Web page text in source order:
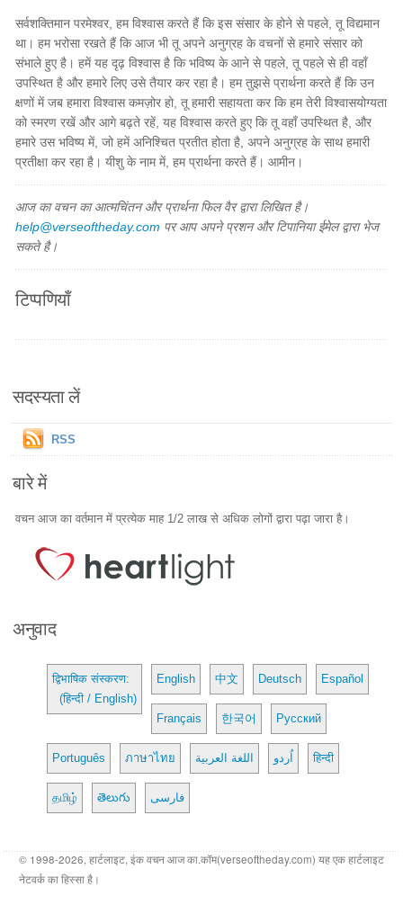
सर्वशक्तिमान परमेश्वर, हम विश्वास करते हैं कि इस संसार के होने से पहले, तू विद्यमान
था। हम भरोसा रखते हैं कि आज भी तू अपने अनुग्रह के वचनों से हमारे संसार को
संभाले हुए है। हमें यह दृढ़ विश्वास है कि भविष्य के आने से पहले, तू पहले से ही वहाँ
उपस्थित है और हमारे लिए उसे तैयार कर रहा है। हम तुझसे प्रार्थना करते हैं कि उन
क्षणों में जब हमारा विश्वास कमज़ोर हो, तू हमारी सहायता कर कि हम तेरी विश्वासयोग्यता
को स्मरण रखें और आगे बढ़ते रहें, यह विश्वास करते हुए कि तू वहाँ उपस्थित है, और
हमारे उस भविष्य में, जो हमें अनिश्चित प्रतीत होता है, अपने अनुग्रह के साथ हमारी
प्रतीक्षा कर रहा है। यीशु के नाम में, हम प्रार्थना करते हैं। आमीन।
आज का वचन का आत्मचिंतन और प्रार्थना फिल वैर द्वारा लिखित है।
help@verseoftheday.com पर आप अपने प्रशन और टिपानिया ईमेल द्वारा भेज
सकते है।
टिप्पणियाँ
सदस्यता लें
RSS
बारे में
वचन आज का वर्तमान में प्रत्येक माह 1/2 लाख से अधिक लोगों द्वारा पढ़ा जारा है।
अनुवाद
द्विभाषिक संस्करण:
(हिन्दी / English)
English 中文 Deutsch Español
Français 한국어 Русский
Português ภาษาไทย اللغة العربية اُردو हिन्दी
தமிழ் తెలుగు فارسی
© 1998-2026, हार्टलाइट, इंक वचन आज का.कॉम(verseoftheday.com) यह एक हार्टलाइट
नेटवर्क का हिस्सा है।